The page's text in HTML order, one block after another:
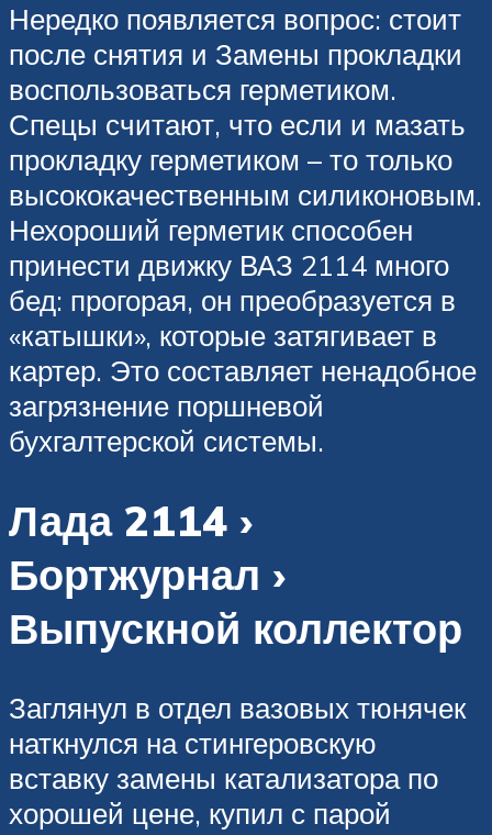
Нередко появляется вопрос: стоит
после снятия и Замены прокладки
воспользоваться герметиком.
Спецы считают, что если и мазать
прокладку герметиком – то только
высококачественным силиконовым.
Нехороший герметик способен
принести движку ВАЗ 2114 много
бед: прогорая, он преобразуется в
«катышки», которые затягивает в
картер. Это составляет ненадобное
загрязнение поршневой
бухгалтерской системы.
Лада 2114 ›
Бортжурнал ›
Выпускной коллектор
Заглянул в отдел вазовых тюнячек
наткнулся на стингеровскую
вставку замены катализатора по
хорошей цене, купил с парой